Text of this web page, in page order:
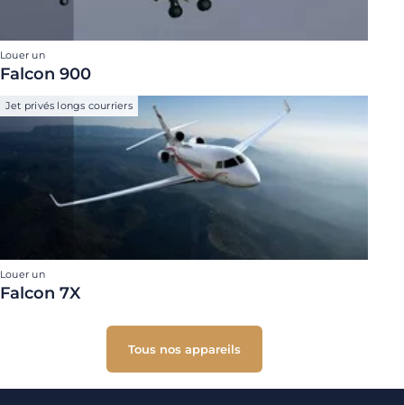
Louer un
Falcon 900
Jet privés longs courriers
Louer un
Falcon 7X
Tous nos appareils